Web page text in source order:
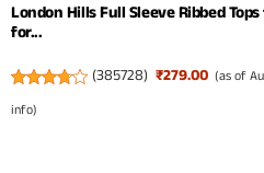
London Hills Full Sleeve Ribbed
for...
(385728) ₹279.00 (as of
info)